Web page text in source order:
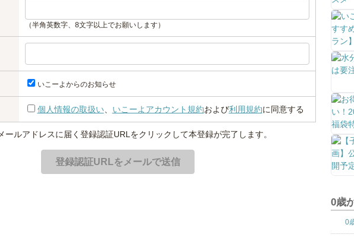
（半角英数字、8文字以上でお願いします）
いこーよからのお知らせ
個人情報の取扱い、 いこーよアカウント規約および利用規約に同意する
ールアドレスに届く登録認証URLをクリックして本登録が完了します。
0歳
0